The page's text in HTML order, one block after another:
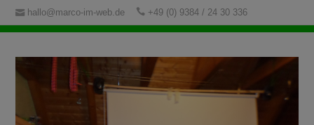
hallo@marco-im-web.de +49 (0) 9384 / 24 30 336